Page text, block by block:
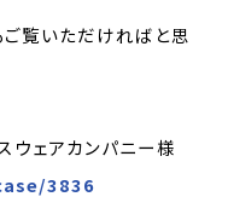
覧いただければと思
ウェアカンパニー様
3836